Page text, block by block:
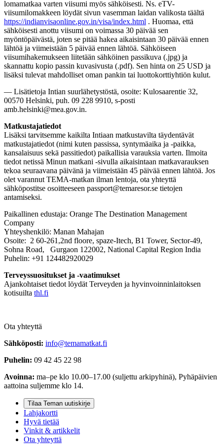
lomamatkaa varten viisumi myös sähköisesti. Ns. eTV-
viisumilomakkeen löydät sivun vasemman laidan valikosta täältä
https://indianvisaonline.gov.in/visa/index.html . Huomaa, että
sähköisesti anottu viisumi on voimassa 30 päivää sen
myöntöpäivästä, joten se pitää hakea aikaisintaan 30 päivää ennen
lähtöä ja viimeistään 5 päivää ennen lähtöä. Sähköiseen
viisumihakemukseen liitetään sähköinen passikuva (.jpg) ja
skannattu kopio passin kuvasivusta (.pdf). Sen hinta on 25 USD ja
lisäksi tulevat mahdolliset oman pankin tai luottokorttiyhtiön kulut.
— Lisätietoja Intian suurlähetystöstä, osoite: Kulosaarentie 32,
00570 Helsinki, puh. 09 228 9910, s-posti
amb.helsinki@mea.gov.in.
Matkustajatiedot
Lisäksi tarvitsemme kaikilta Intiaan matkustavilta täydentävät
matkustajatiedot (nimi kuten passissa, syntymäaika ja -paikka,
kansalaisuus sekä passitiedot) paikallisia varauksia varten. Ilmoita
tiedot netissä Minun matkani -sivulla aikaisintaan matkavarauksen
tekoa seuraavana päivänä ja viimeistään 45 päivää ennen lähtöä. Jos
olet varannut TEMA-matkan ilman lentoja, ota yhteyttä
sähköpostitse osoitteeseen passport@temaresor.se tietojen
antamiseksi.
Paikallinen edustaja: Orange The Destination Management
Company
Yhteyshenkilö: Manan Mahajan
Osoite: 2 60-261,2nd floore, spaze-Itech, B1 Tower, Sector-49,
Sohna Road, Gurgaon 122002, National Capital Region India
Puhelin: +91 124482920029
Terveyssuositukset ja -vaatimukset
Ajankohtaiset tiedot löydät Terveyden ja hyvinvoinninlaitoksen
kotisuilta thl.fi
Ota yhteyttä
Sähköposti: info@temamatkat.fi
Puhelin: 09 42 45 22 98
Avoinna: ma–pe klo 10.00–17.00 (suljettu arkipyhinä), Pyhäpäivien
aattoina suljemme klo 14.
Tilaa Teman uutiskirje
Lahjakortti
Hyvä tietää
Vinkit & artikkelit
Ota yhteyttä